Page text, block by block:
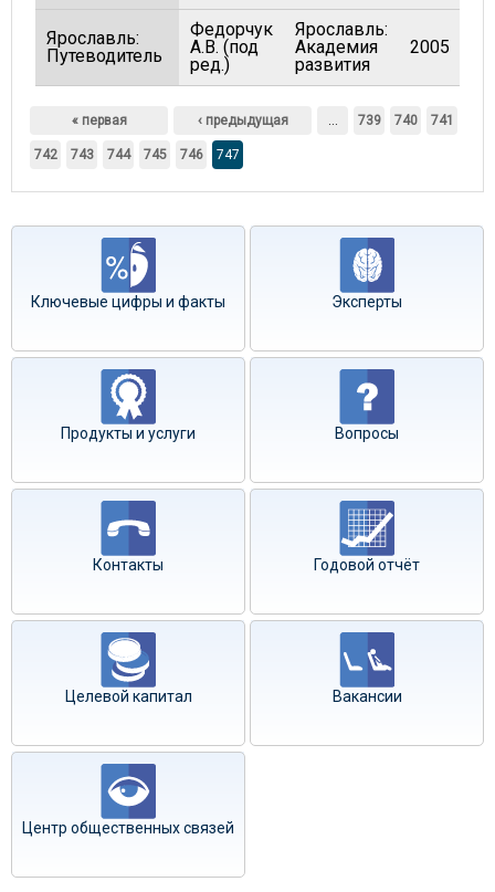
Ярославль:
Путеводитель
Федорчук
А.В. (под
ред.)
Ярославль:
Академия
развития
2005
« первая ‹ предыдущая … 739 740 741
742 743 744 745 746 747
Ключевые цифры и факты Эксперты
Продукты и услуги Вопросы
Контакты Годовой отчёт
Целевой капитал Вакансии
Центр общественных связей